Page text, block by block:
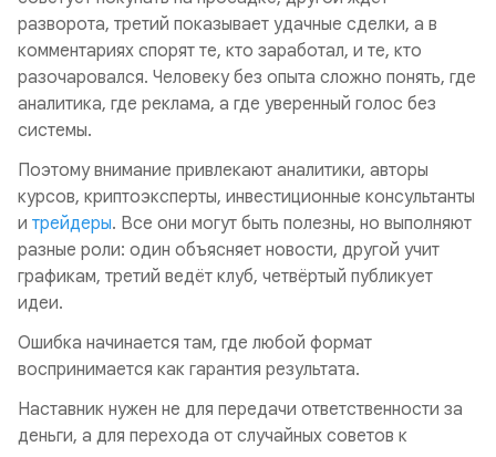
разворота, третий показывает удачные сделки, а в
комментариях спорят те, кто заработал, и те, кто
разочаровался. Человеку без опыта сложно понять, где
аналитика, где реклама, а где уверенный голос без
системы.
Поэтому внимание привлекают аналитики, авторы
курсов, криптоэксперты, инвестиционные консультанты
и трейдеры. Все они могут быть полезны, но выполняют
разные роли: один объясняет новости, другой учит
графикам, третий ведёт клуб, четвёртый публикует
идеи.
Ошибка начинается там, где любой формат
воспринимается как гарантия результата.
Наставник нужен не для передачи ответственности за
деньги, а для перехода от случайных советов к